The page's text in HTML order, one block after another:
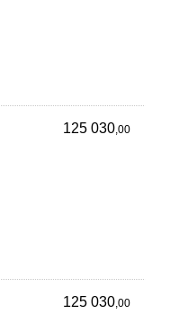
125 030,00
125 030,00